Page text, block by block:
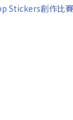
Stickers創作比賽